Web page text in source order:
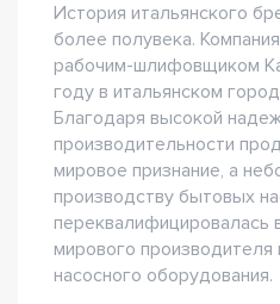
История итальянского
более полувека.
рабочим-шлифовщиком
году в итальянском
Благодаря высокой
производительности
мировое признание, а
производству бытовых
переквалифицировалась
мирового
насосного оборудования.